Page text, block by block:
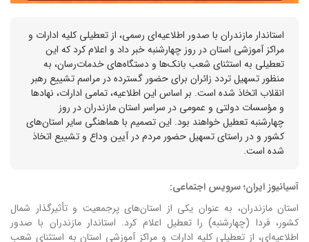
استاندار مازندران با صدور اطلاعیه‌ای رسمی، از تعطیلی کلیه ادارات و
مراکز آموزشی استان در روز چهارشنبه خبر داد و اعلام کرد که این
تعطیلی به استثنای شعب بانک‌ها و دستگاه‌های خدمات‌رسان، به
منظور تسهیل تردد زائران برای حضور گسترده در مراسم تشییع رهبر
انقلاب اتخاذ شده است. بر اساس این اطلاعیه، تمامی ادارات، نهادها
و مؤسسات دولتی و عمومی در سراسر استان مازندران در روز
چهارشنبه تعطیل خواهند بود. این تصمیم با هماهنگی سایر استان‌های
کشور و در راستای تسهیل حضور مردم در آیین وداع و تشییع اتخاذ
شده است.
آسیانیوز ایران؛ سرویس اجتماعی:
استان مازندران، به عنوان یکی از استان‌های پرجمعیت و تأثیرگذار شمال
کشور، فردا (چهارشنبه) را تعطیل اعلام کرد. استاندار مازندران با صدور
اطلاعیه‌ای، از تعطیلی کلیه ادارات و مراکز آموزشی استان به استثنای شعب